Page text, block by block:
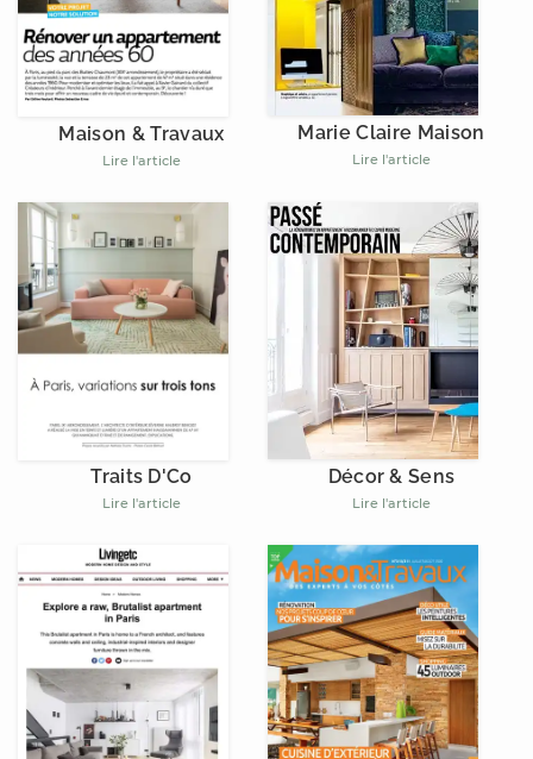
Maison & Travaux
Lire l'article
Marie Claire Maison
Lire l'article
Traits D'Co
Lire l'article
Décor & Sens
Lire l'article